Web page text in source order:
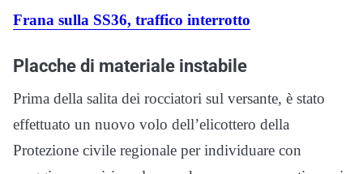
Frana sulla SS36, traffico interrotto
Placche di materiale instabile
Prima della salita dei rocciatori sul versante, è stato
effettuato un nuovo volo dell’elicottero della
Protezione civile regionale per individuare con